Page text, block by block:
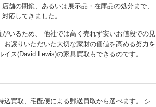
舗の閉鎖、あるいは展示品・在庫品の処分まで、
応してきました。
いるため、 他社では高く売れず安いお値段での見
譲りいただいた大切な家財の価値を高める努力を
ス(David Lewis)の家具買取もできるのです。
込買取 、 宅配便による郵送買取から選べます。 シ